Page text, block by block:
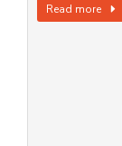
Read more